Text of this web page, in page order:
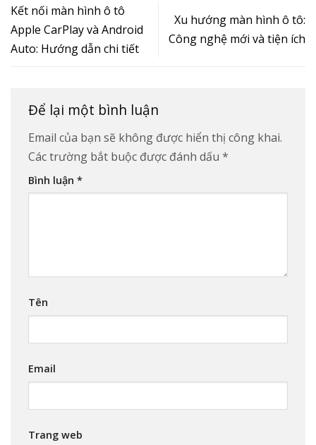
Kết nối màn hình ô tô
Apple CarPlay và Android
Auto: Hướng dẫn chi tiết
Xu hướng màn hình ô tô:
Công nghệ mới và tiện ích
Để lại một bình luận
Email của bạn sẽ không được hiển thị công khai.
Các trường bắt buộc được đánh dấu *
Bình luận *
Tên
Email
Trang web